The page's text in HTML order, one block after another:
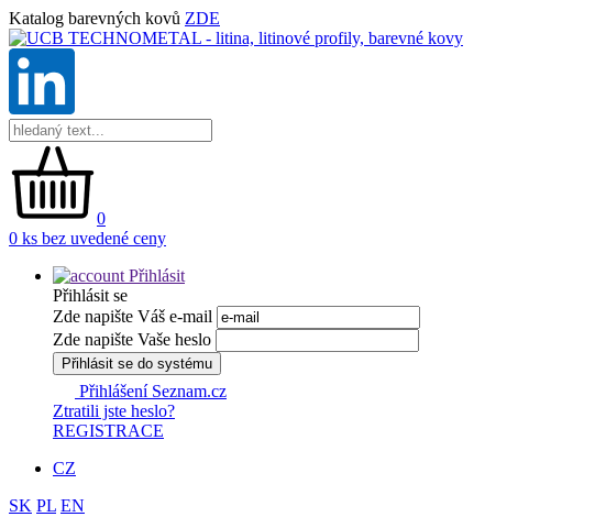
Katalog barevných kovů ZDE
0
0 ks bez uvedené ceny
Přihlásit
Přihlásit se
Zde napište Váš e-mail
Zde napište Vaše heslo
Přihlásit se do systému
Přihlášení Seznam.cz
Ztratili jste heslo?
REGISTRACE
CZ
SK PL EN